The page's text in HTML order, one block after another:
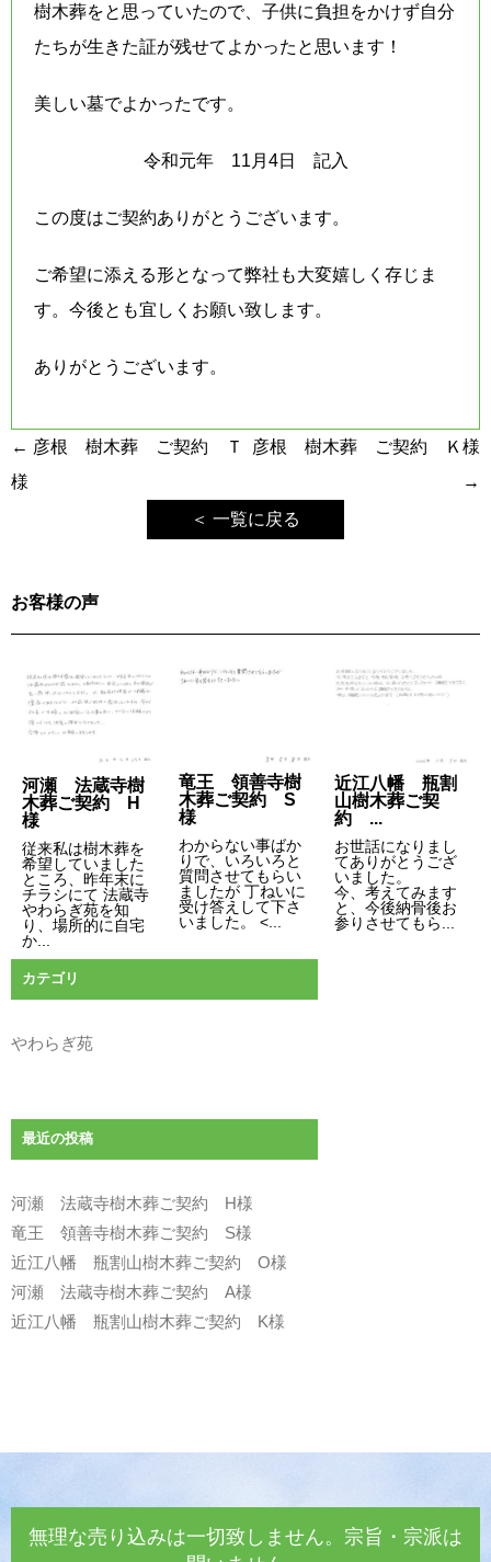
樹木葬をと思っていたので、子供に負担をかけず自分
たちが生きた証が残せてよかったと思います！
美しい墓でよかったです。
令和元年 11月4日 記入
この度はご契約ありがとうございます。
ご希望に添える形となって弊社も大変嬉しく存じま
す。今後とも宜しくお願い致します。
ありがとうございます。
投
稿
← 彦根 樹木葬 ご契約 Ｔ
様
彦根 樹木葬 ご契約 Ｋ様
→
＜ 一覧に戻る
お客様の声
河瀬 法蔵寺樹
木葬ご契約 H
様
従来私は樹木葬を
希望していました
ところ、昨年末に
チラシにて 法蔵寺
やわらぎ苑を知
り、場所的に自宅
か...
竜王 領善寺樹
木葬ご契約 S
様
わからない事ばか
りで、いろいろと
質問させてもらい
ましたが 丁ねいに
受け答えして下さ
いました。 <...
近江八幡 瓶割
山樹木葬ご契
約 ...
お世話になりまし
てありがとうござ
いました。
今、考えてみます
と、今後納骨後お
参りさせてもら...
カテゴリ
やわらぎ苑
最近の投稿
河瀬 法蔵寺樹木葬ご契約 H様
竜王 領善寺樹木葬ご契約 S様
近江八幡 瓶割山樹木葬ご契約 O様
河瀬 法蔵寺樹木葬ご契約 A様
近江八幡 瓶割山樹木葬ご契約 K様
無理な売り込みは一切致しません。宗旨・宗派は